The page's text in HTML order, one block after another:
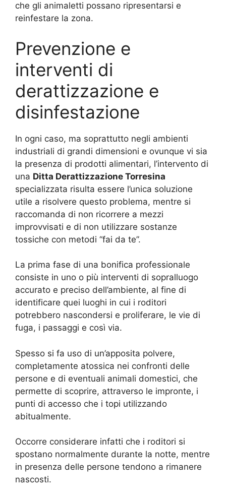
che gli animaletti possano ripresentarsi e
reinfestare la zona.
Prevenzione e
interventi di
derattizzazione e
disinfestazione
In ogni caso, ma soprattutto negli ambienti
industriali di grandi dimensioni e ovunque vi sia
la presenza di prodotti alimentari, l’intervento di
una Ditta Derattizzazione Torresina
specializzata risulta essere l’unica soluzione
utile a risolvere questo problema, mentre si
raccomanda di non ricorrere a mezzi
improvvisati e di non utilizzare sostanze
tossiche con metodi “fai da te”.
La prima fase di una bonifica professionale
consiste in uno o più interventi di sopralluogo
accurato e preciso dell’ambiente, al fine di
identificare quei luoghi in cui i roditori
potrebbero nascondersi e proliferare, le vie di
fuga, i passaggi e così via.
Spesso si fa uso di un’apposita polvere,
completamente atossica nei confronti delle
persone e di eventuali animali domestici, che
permette di scoprire, attraverso le impronte, i
punti di accesso che i topi utilizzando
abitualmente.
Occorre considerare infatti che i roditori si
spostano normalmente durante la notte, mentre
in presenza delle persone tendono a rimanere
nascosti.